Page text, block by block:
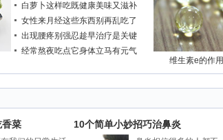
白萝卜这样吃既健康美味又滋补
女性来月经这些东西别再乱吃了
出现腰疼别强忍趁早治疗是关键
经常熬夜吃点它身体立马有元气
维生素e的作用
香菜 10个简单小妙招巧治鼻炎